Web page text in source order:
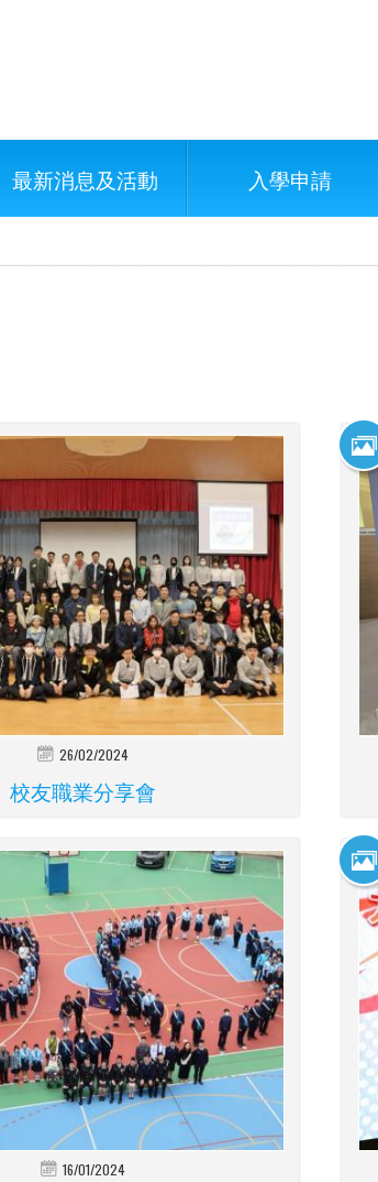
最新消息及活動 入學申請
26/02/2024
校友職業分享會
16/01/2024